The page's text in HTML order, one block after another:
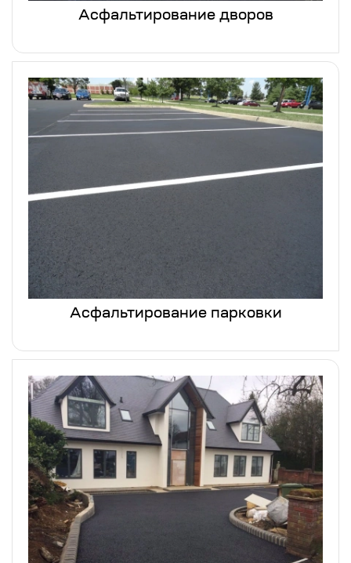
Асфальтирование дворов
Асфальтирование парковки